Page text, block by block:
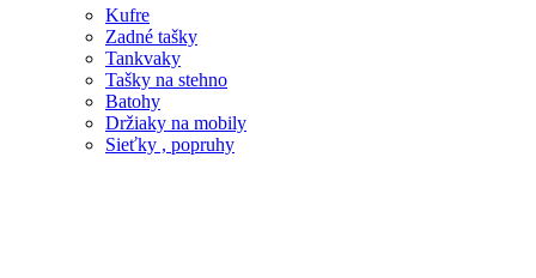
Kufre
Zadné tašky
Tankvaky
Tašky na stehno
Batohy
Držiaky na mobily
Sieťky , popruhy